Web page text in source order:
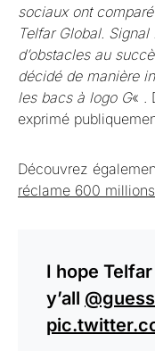
sociaux ont
Telfar Global.
d’obstacles au
décidé de manière
les bacs à logo G« .
exprimé
Découvrez
réclame 600
I hope
y’all @guess